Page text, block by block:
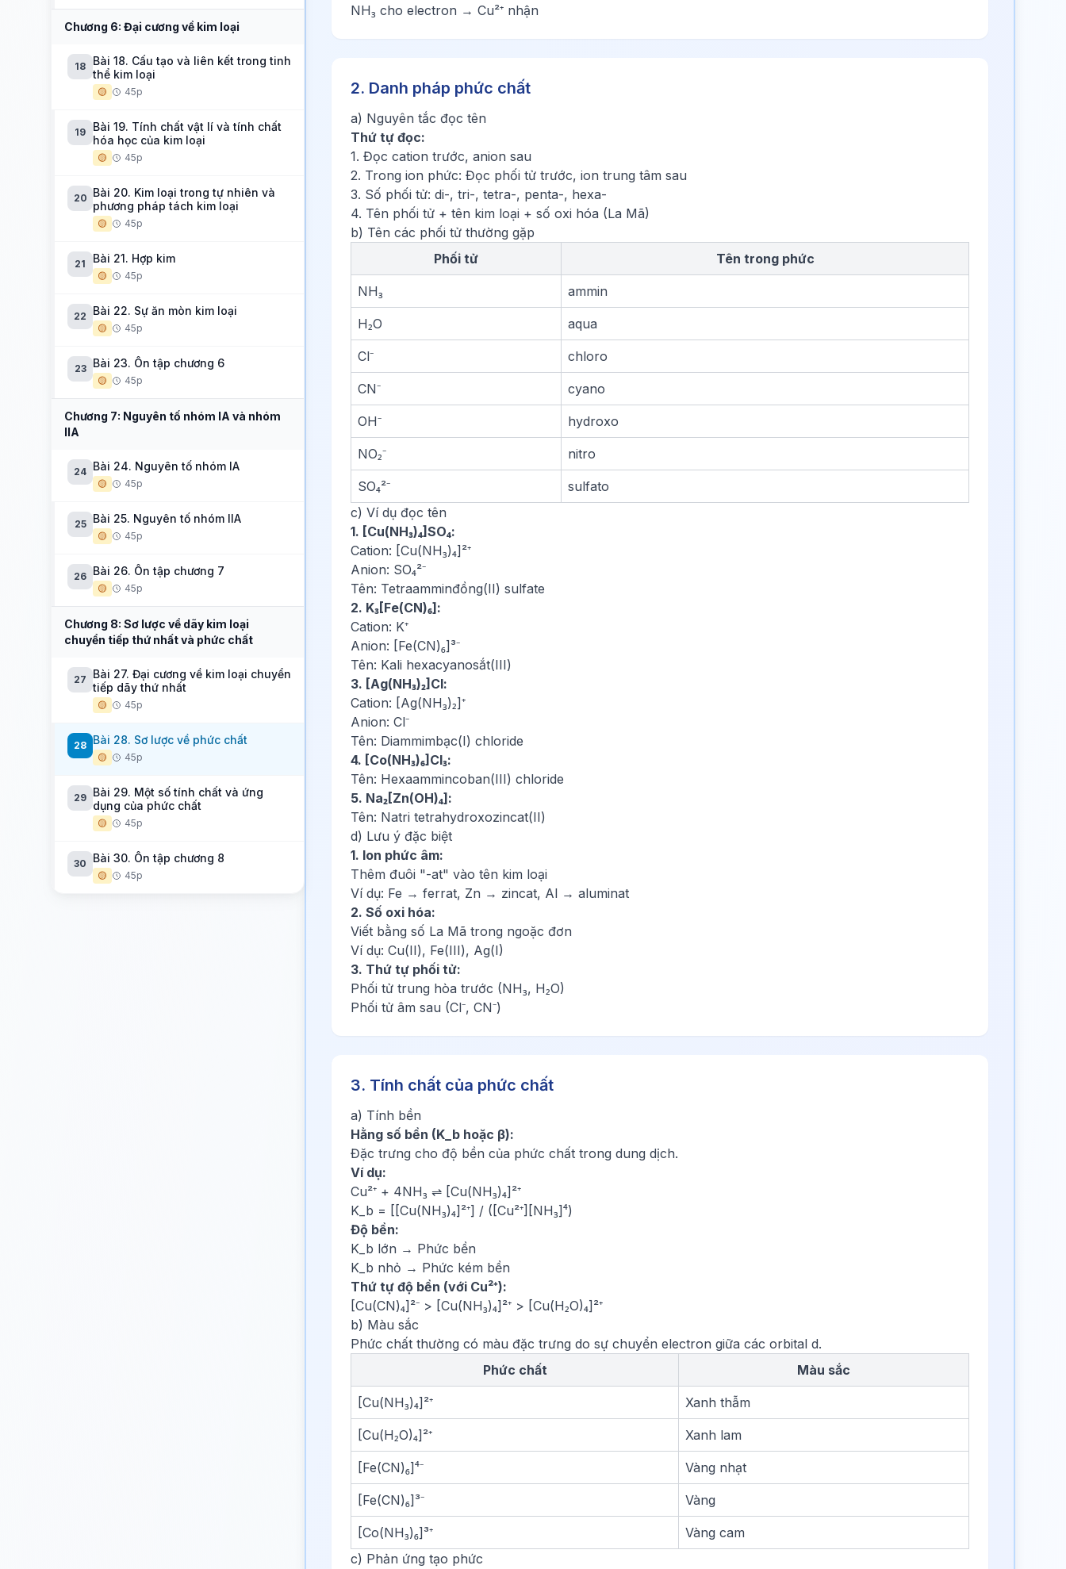
NH₃ cho electron → Cu²⁺ nhận
2. Danh pháp phức chất
a) Nguyên tắc đọc tên
Thứ tự đọc:
1. Đọc cation trước, anion sau
2. Trong ion phức: Đọc phối tử trước, ion trung tâm sau
3. Số phối tử: di-, tri-, tetra-, penta-, hexa-
4. Tên phối tử + tên kim loại + số oxi hóa (La Mã)
b) Tên các phối tử thường gặp
Phối tử
Tên trong phức
NH₃ ammin
H₂O aqua
Cl⁻ chloro
CN⁻ cyano
OH⁻ hydroxo
NO₂⁻ nitro
SO₄²⁻
sulfato
c) Ví dụ đọc tên
1. [Cu(NH₃)₄]SO₄:
Cation: [Cu(NH₃)₄]²⁺
Anion: SO₄²⁻
Tên: Tetraamminđồng(II) sulfate
2. K₃[Fe(CN)₆]:
Cation: K⁺
Anion: [Fe(CN)₆]³⁻
Tên: Kali hexacyanosắt(III)
3. [Ag(NH₃)₂]Cl:
Cation: [Ag(NH₃)₂]⁺
Anion: Cl⁻
Tên: Diammimbạc(I) chloride
4. [Co(NH₃)₆]Cl₃:
Tên: Hexaammincoban(III) chloride
5. Na₂[Zn(OH)₄]:
Tên: Natri tetrahydroxozincat(II)
d) Lưu ý đặc biệt
1. Ion phức âm:
Thêm đuôi "-at" vào tên kim loại
Ví dụ: Fe → ferrat, Zn → zincat, Al → aluminat
2. Số oxi hóa:
Viết bằng số La Mã trong ngoặc đơn
Ví dụ: Cu(II), Fe(III), Ag(I)
3. Thứ tự phối tử:
Phối tử trung hòa trước (NH₃, H₂O)
Phối tử âm sau (Cl⁻, CN⁻)
3. Tính chất của phức chất
a) Tính bền
Hằng số bền (K_b hoặc β):
Đặc trưng cho độ bền của phức chất trong dung dịch.
Ví dụ:
Cu²⁺ + 4NH₃ ⇌ [Cu(NH₃)₄]²⁺
K_b = [[Cu(NH₃)₄]²⁺] / ([Cu²⁺][NH₃]⁴)
Độ bền:
K_b lớn → Phức bền
K_b nhỏ → Phức kém bền
Thứ tự độ bền (với Cu²⁺):
[Cu(CN)₄]²⁻ > [Cu(NH₃)₄]²⁺ > [Cu(H₂O)₄]²⁺
b) Màu sắc
Phức chất thường có màu đặc trưng do sự chuyển electron giữa các orbital d.
Phức chất
Màu sắc
[Cu(NH₃)₄]²⁺ Xanh thẫm
[Cu(H₂O)₄]²⁺ Xanh lam
[Fe(CN)₆]⁴⁻ Vàng nhạt
[Fe(CN)₆]³⁻ Vàng
[Co(NH₃)₆]³⁺
Vàng cam
c) Phản ứng tạo phức
Chương 6: Đại cương về kim loại
18
Bài 18. Cấu tạo và liên kết trong tinh
thể kim loại
🟡 45p
19
Bài 19. Tính chất vật lí và tính chất
hóa học của kim loại
🟡 45p
20 Bài 20. Kim loại trong tự nhiên và
phương pháp tách kim loại
🟡 45p
21 Bài 21. Hợp kim
🟡 45p
22 Bài 22. Sự ăn mòn kim loại
🟡 45p
23 Bài 23. Ôn tập chương 6
🟡 45p
Chương 7: Nguyên tố nhóm IA và nhóm
IIA
24 Bài 24. Nguyên tố nhóm IA
🟡 45p
25 Bài 25. Nguyên tố nhóm IIA
🟡 45p
26 Bài 26. Ôn tập chương 7
🟡 45p
Chương 8: Sơ lược về dãy kim loại
chuyển tiếp thứ nhất và phức chất
27
Bài 27. Đại cương về kim loại chuyển
tiếp dãy thứ nhất
🟡 45p
28 Bài 28. Sơ lược về phức chất
🟡 45p
29 Bài 29. Một số tính chất và ứng
dụng của phức chất
🟡 45p
30 Bài 30. Ôn tập chương 8
🟡 45p